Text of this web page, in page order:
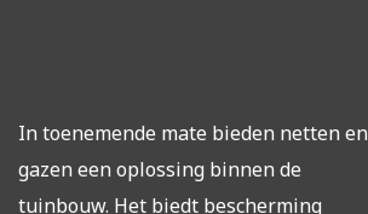
In toenemende mate bieden netten en
gazen een oplossing binnen de
tuinbouw. Het biedt bescherming